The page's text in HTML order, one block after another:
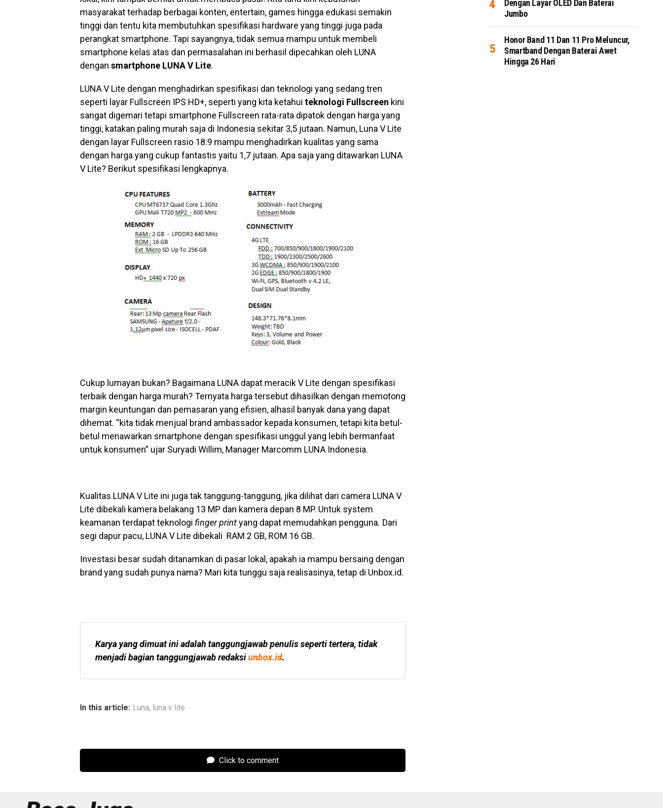
masyarakat terhadap berbagai konten, entertain, games hingga edukasi semakin
tinggi dan tentu kita membutuhkan spesifikasi hardware yang tinggi juga pada
perangkat smartphone. Tapi sayangnya, tidak semua mampu untuk membeli
smartphone kelas atas dan permasalahan ini berhasil dipecahkan oleh LUNA
dengan smartphone LUNA V Lite.
LUNA V Lite dengan menghadirkan spesifikasi dan teknologi yang sedang tren
seperti layar Fullscreen IPS HD+, seperti yang kita ketahui teknologi Fullscreen kini
sangat digemari tetapi smartphone Fullscreen rata-rata dipatok dengan harga yang
tinggi, katakan paling murah saja di Indonesia sekitar 3,5 jutaan. Namun, Luna V Lite
dengan layar Fullscreen rasio 18:9 mampu menghadirkan kualitas yang sama
dengan harga yang cukup fantastis yaitu 1,7 jutaan. Apa saja yang ditawarkan LUNA
V Lite? Berikut spesifikasi lengkapnya.
Cukup lumayan bukan? Bagaimana LUNA dapat meracik V Lite dengan spesifikasi
terbaik dengan harga murah? Ternyata harga tersebut dihasilkan dengan memotong
margin keuntungan dan pemasaran yang efisien, alhasil banyak dana yang dapat
dihemat. “kita tidak menjual brand ambassador kepada konsumen, tetapi kita betul-
betul menawarkan smartphone dengan spesifikasi unggul yang lebih bermanfaat
untuk konsumen” ujar Suryadi Willim, Manager Marcomm LUNA Indonesia.
Kualitas LUNA V Lite ini juga tak tanggung-tanggung, jika dilihat dari camera LUNA V
Lite dibekali kamera belakang 13 MP dan kamera depan 8 MP. Untuk system
keamanan terdapat teknologi finger printyang dapat memudahkan pengguna. Dari
segi dapur pacu, LUNA V Lite dibekali RAM 2 GB, ROM 16 GB.
Investasi besar sudah ditanamkan di pasar lokal, apakah ia mampu bersaing dengan
brand yang sudah punya nama? Mari kita tunggu saja realisasinya, tetap di Unbox.id.
Karya yang dimuat ini adalah tanggungjawab penulis seperti tertera, tidak
menjadi bagian tanggungjawab redaksi unbox.id.
In this article: Luna, luna v lite
Click to comment
Dengan Layar OLED Dan Baterai
Jumbo
Honor Band 11 Dan 11 Pro Meluncur,
Smartband Dengan Baterai Awet
Hingga 26 Hari